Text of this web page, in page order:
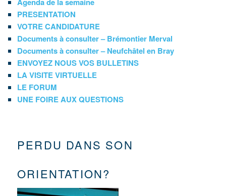
PRESENTATION
VOTRE CANDIDATURE
Documents à consulter – Brémontier Merval
Documents à consulter – Neufchâtel en Bray
ENVOYEZ NOUS VOS BULLETINS
LA VISITE VIRTUELLE
LE FORUM
UNE FOIRE AUX QUESTIONS
PERDU DANS SON
ORIENTATION?